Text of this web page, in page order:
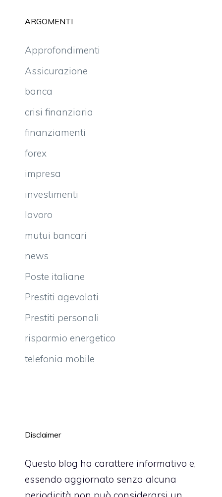
ARGOMENTI
Approfondimenti
Assicurazione
banca
crisi finanziaria
finanziamenti
forex
impresa
investimenti
lavoro
mutui bancari
news
Poste italiane
Prestiti agevolati
Prestiti personali
risparmio energetico
telefonia mobile
Disclaimer
Questo blog ha carattere informativo e,
essendo aggiornato senza alcuna